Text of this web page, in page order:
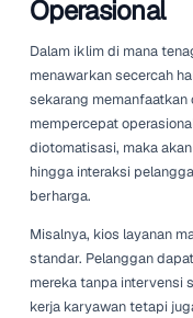
model operasional
dipertahankan.
Realitas ini
bagaimana
daya. Bagi banyak
bertindak yang
menjadi
lebih sedikit
menakutkan, juga